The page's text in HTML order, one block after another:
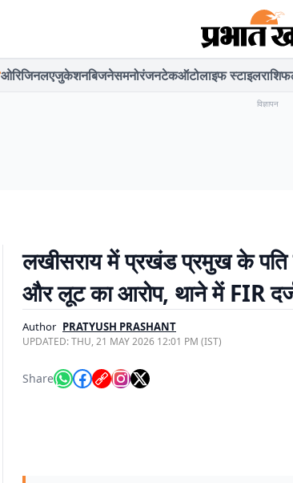
ओरिजिनलएजुकेशनबिजनेसमनोरंजनटेकऑटोलाइफ स्टाइल
विज्ञापन
लखीसराय में प्रखंड प्रमुख के पति
और लूट का आरोप, थाने में FIR
Author PRATYUSH PRASHANT
UPDATED:THU, 21 MAY 2026 12:01 PM (IST)
Share